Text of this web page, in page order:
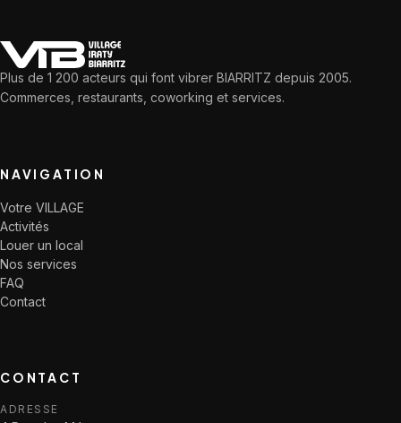
Plus de 1 200 acteurs qui font vibrer BIARRITZ depuis 2005.
Commerces, restaurants, coworking et services.
NAVIGATION
Votre VILLAGE
Activités
Louer un local
Nos services
FAQ
Contact
CONTACT
ADRESSE